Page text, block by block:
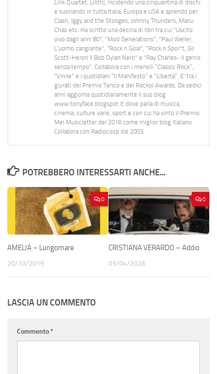
Link Quartet, Lilith), incidendo una cinquantina di dischi
e suonando in tutta Italia, Europa e USA e aprendo per
Clash, Iggy and the Stooges, Johnny Thunders, Manu
Chao etc. Ha scritto una decina di libri tra cui "Uscito
vivo dagli anni 80", "Mod Generations", "Paul Weller,
L’uomo cangiante", "Rock n Goal", "Rock n Spor"t, Gil
Scott-Heron Il Bob Dylan Nero" e "Ray Charles- Il genio
senza tempo". Collabora con i mensili “Classic Rock”,
"Vinile" e i quotidiani “Il Manifesto” e “Libertà”. E' tra i
giurati del Premio Tenco e del Rockol Awards. Da sedici
anni aggiorna quotidianamente il suo blog
www.tonyface.blogspot.it dove parla di musica,
cinema, culture varie, sport e con cui ha vinto il Premio
Mei Musicletter del 2016 come miglior blog italiano.
Collabora con Radiocoop dal 2003.
POTREBBERO INTERESSARTI ANCHE...
0
AMELIA – Lungomare
20/10/2019
0
CRISTIANA VERARDO – Addio
03/04/2026
LASCIA UN COMMENTO
Commento*